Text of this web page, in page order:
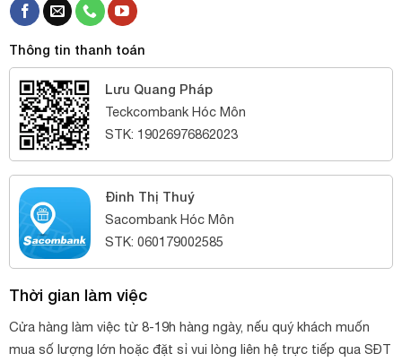
Thông tin thanh toán
Lưu Quang Pháp
Teckcombank Hóc Môn
STK: 19026976862023
Đinh Thị Thuý
Sacombank Hóc Môn
STK: 060179002585
Thời gian làm việc
Cửa hàng làm việc từ 8-19h hàng ngày, nếu quý khách muốn
mua số lượng lớn hoặc đặt sỉ vui lòng liên hệ trực tiếp qua SĐT